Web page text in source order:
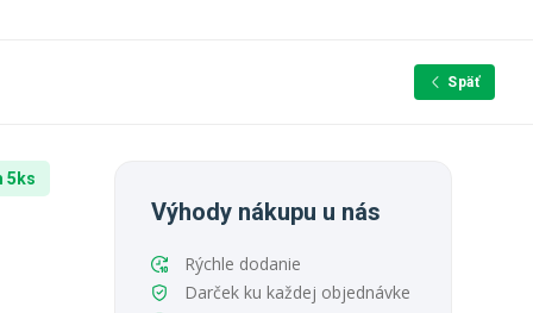
Späť
5ks
Výhody nákupu u nás
Rýchle dodanie
Darček ku každej objednávke